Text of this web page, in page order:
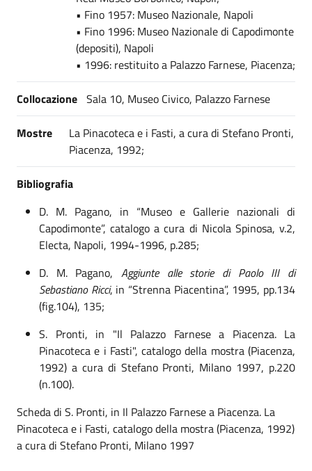
• Fino 1957: Museo Nazionale, Napoli
• Fino 1996: Museo Nazionale di Capodimonte
(depositi), Napoli
• 1996: restituito a Palazzo Farnese, Piacenza;
Collocazione Sala 10, Museo Civico, Palazzo Farnese
Mostre
La Pinacoteca e i Fasti, a cura di Stefano Pronti,
Piacenza, 1992;
Bibliografia
D. M. Pagano, in “Museo e Gallerie nazionali di
Capodimonte”, catalogo a cura di Nicola Spinosa, v.2,
Electa, Napoli, 1994-1996, p.285;
D. M. Pagano, Aggiunte alle storie di Paolo III di
Sebastiano Ricci, in “Strenna Piacentina”, 1995, pp.134
(fig.104), 135;
S. Pronti, in "Il Palazzo Farnese a Piacenza. La
Pinacoteca e i Fasti", catalogo della mostra (Piacenza,
1992) a cura di Stefano Pronti, Milano 1997, p.220
(n.100).
Scheda di S. Pronti, in Il Palazzo Farnese a Piacenza. La
Pinacoteca e i Fasti, catalogo della mostra (Piacenza, 1992)
a cura di Stefano Pronti, Milano 1997